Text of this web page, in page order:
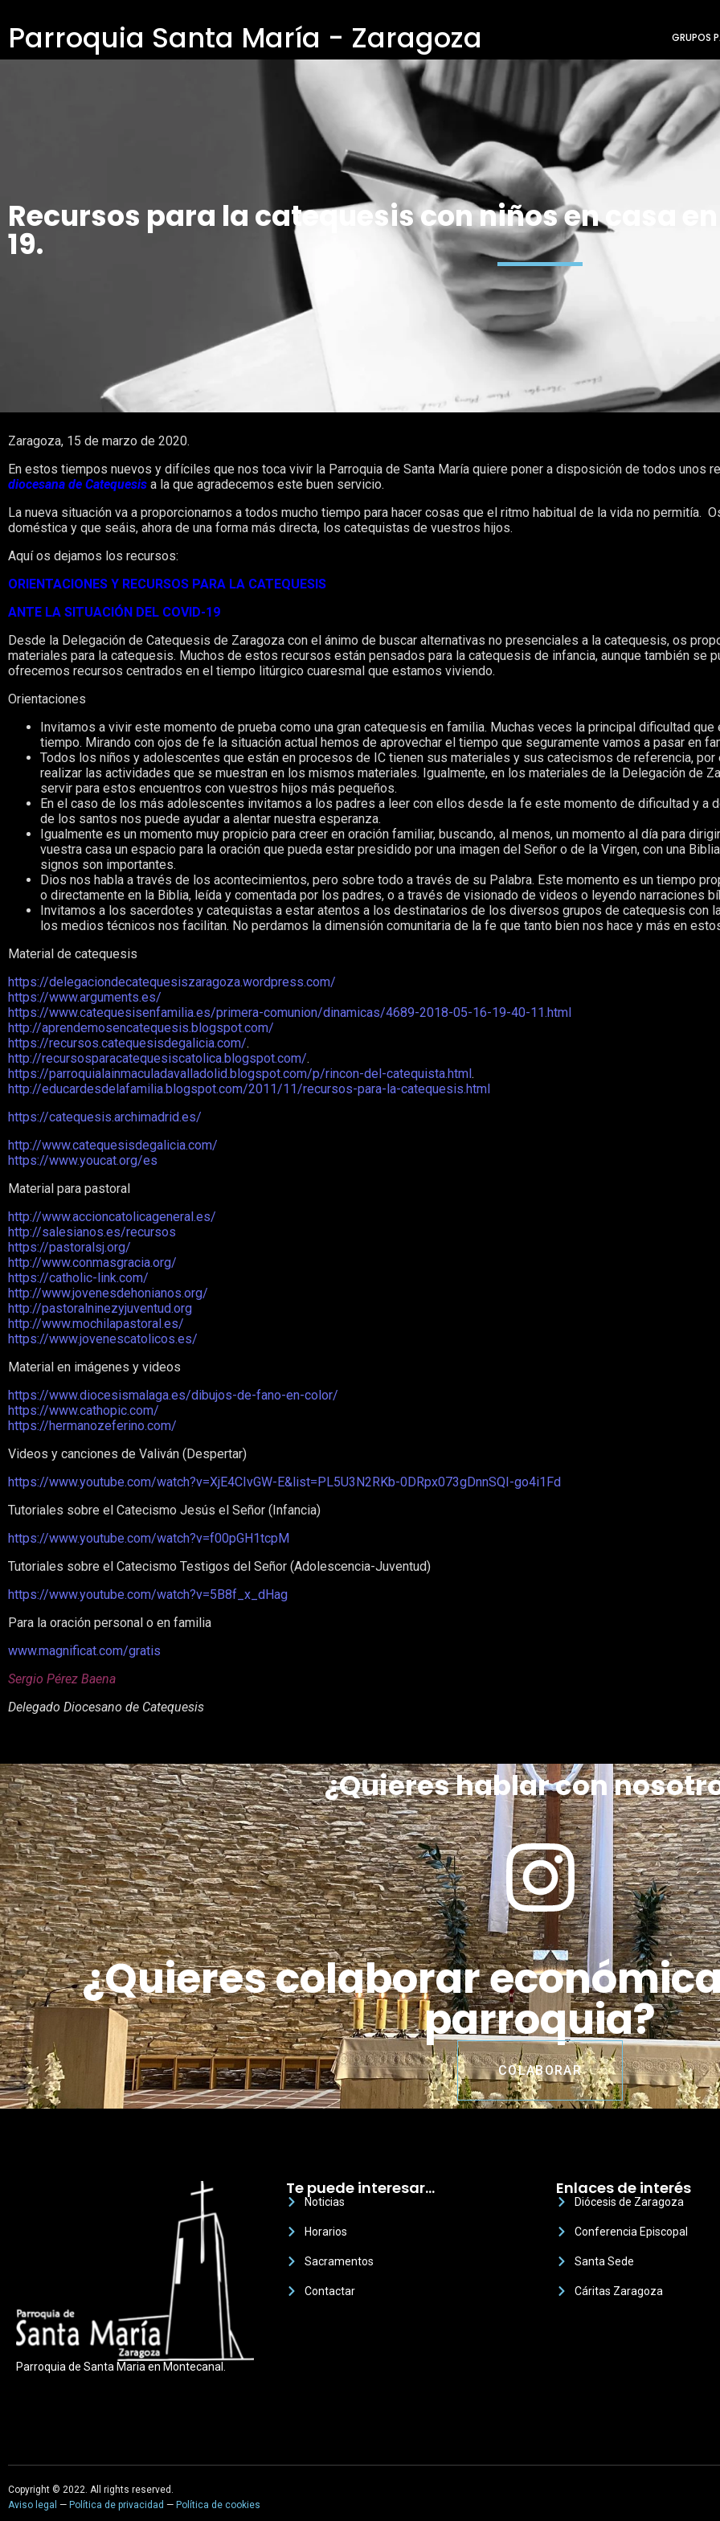
Parroquia Santa María - Zaragoza GRUPOS
Recursos para la catequesis con niños en casa
19.
Zaragoza, 15 de marzo de 2020.
En estos tiempos nuevos y difíciles que nos toca vivir la Parroquia de Santa María quiere poner a disposición de todos unos
diocesana de Catequesis a la que agradecemos este buen servicio.
La nueva situación va a proporcionarnos a todos mucho tiempo para hacer cosas que el ritmo habitual de la vida no permitía.
doméstica y que seáis, ahora de una forma más directa, los catequistas de vuestros hijos.
Aquí os dejamos los recursos:
ORIENTACIONES Y RECURSOS PARA LA CATEQUESIS
ANTE LA SITUACIÓN DEL COVID-19
Desde la Delegación de Catequesis de Zaragoza con el ánimo de buscar alternativas no presenciales a la catequesis, os
materiales para la catequesis. Muchos de estos recursos están pensados para la catequesis de infancia, aunque también se
ofrecemos recursos centrados en el tiempo litúrgico cuaresmal que estamos viviendo.
Orientaciones
Invitamos a vivir este momento de prueba como una gran catequesis en familia. Muchas veces la principal dificultad
tiempo. Mirando con ojos de fe la situación actual hemos de aprovechar el tiempo que seguramente vamos a pasar en
Todos los niños y adolescentes que están en procesos de IC tienen sus materiales y sus catecismos de referencia,
realizar las actividades que se muestran en los mismos materiales. Igualmente, en los materiales de la Delegación de
servir para estos encuentros con vuestros hijos más pequeños.
En el caso de los más adolescentes invitamos a los padres a leer con ellos desde la fe este momento de dificultad y a
de los santos nos puede ayudar a alentar nuestra esperanza.
Igualmente es un momento muy propicio para creer en oración familiar, buscando, al menos, un momento al día para
vuestra casa un espacio para la oración que pueda estar presidido por una imagen del Señor o de la Virgen, con una
signos son importantes.
Dios nos habla a través de los acontecimientos, pero sobre todo a través de su Palabra. Este momento es un tiempo
o directamente en la Biblia, leída y comentada por los padres, o a través de visionado de videos o leyendo narraciones
Invitamos a los sacerdotes y catequistas a estar atentos a los destinatarios de los diversos grupos de catequesis con
los medios técnicos nos facilitan. No perdamos la dimensión comunitaria de la fe que tanto bien nos hace y más en
Material de catequesis
https://delegaciondecatequesiszaragoza.wordpress.com/
https://www.arguments.es/
https://www.catequesisenfamilia.es/primera-comunion/dinamicas/4689-2018-05-16-19-40-11.html
http://aprendemosencatequesis.blogspot.com/
https://recursos.catequesisdegalicia.com/.
http://recursosparacatequesiscatolica.blogspot.com/.
https://parroquialainmaculadavalladolid.blogspot.com/p/rincon-del-catequista.html.
http://educardesdelafamilia.blogspot.com/2011/11/recursos-para-la-catequesis.html
https://catequesis.archimadrid.es/
http://www.catequesisdegalicia.com/
https://www.youcat.org/es
Material para pastoral
http://www.accioncatolicageneral.es/
http://salesianos.es/recursos
https://pastoralsj.org/
http://www.conmasgracia.org/
https://catholic-link.com/
http://www.jovenesdehonianos.org/
http://pastoralninezyjuventud.org
http://www.mochilapastoral.es/
https://www.jovenescatolicos.es/
Material en imágenes y videos
https://www.diocesismalaga.es/dibujos-de-fano-en-color/
https://www.cathopic.com/
https://hermanozeferino.com/
Videos y canciones de Valiván (Despertar)
https://www.youtube.com/watch?v=XjE4CIvGW-E&list=PL5U3N2RKb-0DRpx073gDnnSQI-go4i1Fd
Tutoriales sobre el Catecismo Jesús el Señor (Infancia)
https://www.youtube.com/watch?v=f00pGH1tcpM
Tutoriales sobre el Catecismo Testigos del Señor (Adolescencia-Juventud)
https://www.youtube.com/watch?v=5B8f_x_dHag
Para la oración personal o en familia
www.magnificat.com/gratis
Sergio Pérez Baena
Delegado Diocesano de Catequesis
¿Quieres hablar con
¿Quieres colaborar
parroquia?
COLABORAR
Parroquia de Santa Maria en Montecanal.
Te puede interesar…
Noticias
Horarios
Sacramentos
Contactar
Enlaces de interés
Diócesis de Zaragoza
Conferencia Episcopal
Santa Sede
Cáritas Zaragoza
Copyright © 2022. All rights reserved.
Aviso legal — Política de privacidad — Política de cookies